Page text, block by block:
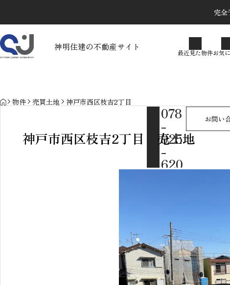
お気に入り 保存した
物件を探す
078
-
925
-
620
17:00（水
曜・第1木曜
定休）
お問い
完
神明住建の不動産サイト
最近見た物件お気
不動産売却に伴う確定申告に
関するギモン
HOME
物件 売買土地 神戸市西区枝吉2丁目 売土地
神戸市西区枝吉2丁目 売土地